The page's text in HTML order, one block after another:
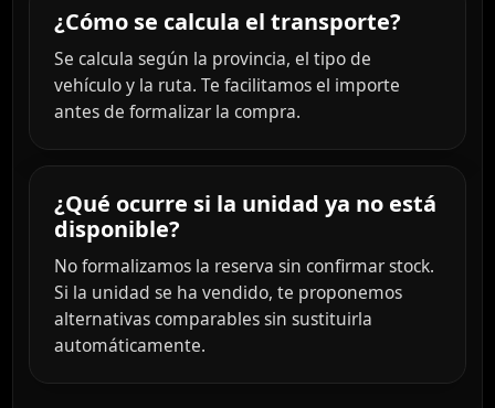
¿Cómo se calcula el transporte?
Se calcula según la provincia, el tipo de
vehículo y la ruta. Te facilitamos el importe
antes de formalizar la compra.
¿Qué ocurre si la unidad ya no está
disponible?
No formalizamos la reserva sin confirmar stock.
Si la unidad se ha vendido, te proponemos
alternativas comparables sin sustituirla
automáticamente.